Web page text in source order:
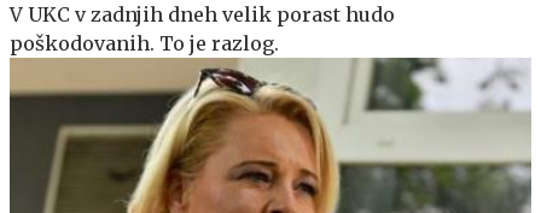
V UKC v zadnjih dneh velik porast hudo
poškodovanih. To je razlog.